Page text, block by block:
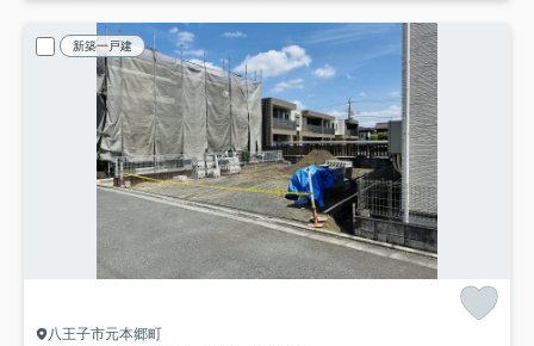
新築一戸建
八王子市元本郷町